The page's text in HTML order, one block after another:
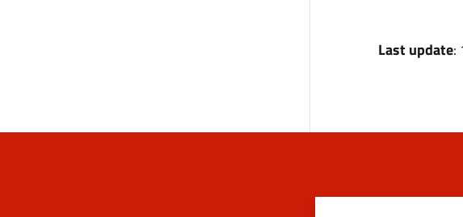
Last update: